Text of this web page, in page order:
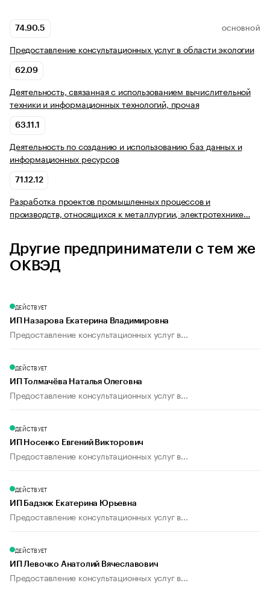
74.90.5 ОСНОВНОЙ
Предоставление консультационных услуг в области экологии
62.09
Деятельность, связанная с использованием вычислительной
техники и информационных технологий, прочая
63.11.1
Деятельность по созданию и использованию баз данных и
информационных ресурсов
71.12.12
Разработка проектов промышленных процессов и
производств, относящихся к металлургии, электротехнике…
Другие предприниматели с тем же
ОКВЭД
ДЕЙСТВУЕТ
ИП Назарова Екатерина Владимировна
Предоставление консультационных услуг в...
ДЕЙСТВУЕТ
ИП Толмачёва Наталья Олеговна
Предоставление консультационных услуг в...
ДЕЙСТВУЕТ
ИП Носенко Евгений Викторович
Предоставление консультационных услуг в...
ДЕЙСТВУЕТ
ИП Бадзюк Екатерина Юрьевна
Предоставление консультационных услуг в...
ДЕЙСТВУЕТ
ИП Левочко Анатолий Вячеславович
Предоставление консультационных услуг в...